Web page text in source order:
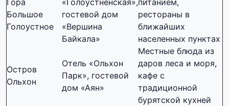
Гора
Большое
Голоустное
«Голоустненская»,
гостевой дом
«Вершина
Байкала»
питанием,
рестораны в
ближайших
населенных пунктах
Остров
Ольхон
Отель «Ольхон
Парк», гостевой
дом «Аян»
Местные блюда из
даров леса и моря,
кафе с
традиционной
бурятской кухней